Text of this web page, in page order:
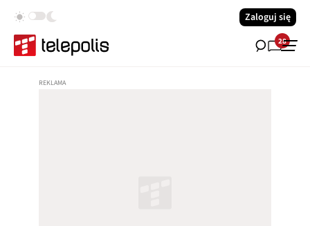
Zaloguj się
28